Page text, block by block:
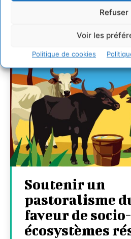
Refuser
Voir les
Politique de cookies
Soutenir un
pastoralisme
faveur de socio-
écosystèmes